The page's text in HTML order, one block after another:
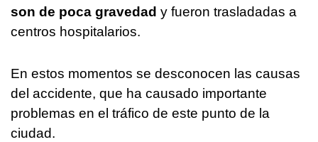
son de poca gravedad y fueron trasladadas a
centros hospitalarios.
En estos momentos se desconocen las causas
del accidente, que ha causado importante
problemas en el tráfico de este punto de la
ciudad.